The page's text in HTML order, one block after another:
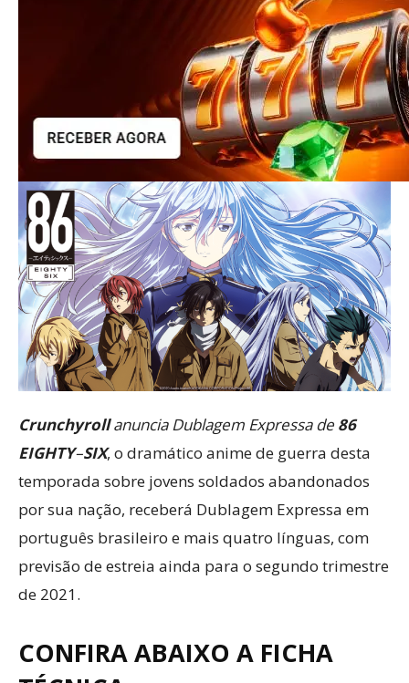
Crunchyrollanuncia Dublagem Expressa de 86
EIGHTY–SIX, o dramático anime de guerra desta
temporada sobre jovens soldados abandonados
por sua nação, receberá Dublagem Expressa em
português brasileiro e mais quatro línguas, com
previsão de estreia ainda para o segundo trimestre
de 2021.
CONFIRA ABAIXO A FICHA